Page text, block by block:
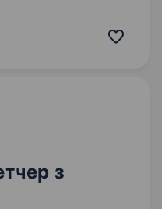
та вантажів
з